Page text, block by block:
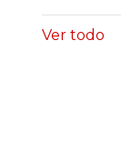
Ver todo